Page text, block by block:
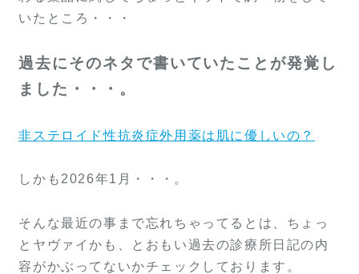
いたところ・・・
過去にそのネタで書いていたことが発覚し
ました・・・。
非ステロイド性抗炎症外用薬は肌に優しいの？
しかも2026年1月・・・。
そんな最近の事まで忘れちゃってるとは、ちょっ
とヤヴァイかも、とおもい過去の診療所日記の内
容がかぶってないかチェックしております。